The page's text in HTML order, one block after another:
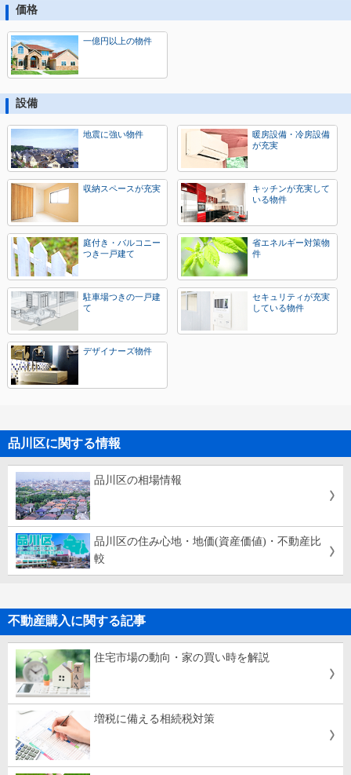
価格
一億円以上の物件
設備
地震に強い物件
暖房設備・冷房設備
が充実
収納スペースが充実
キッチンが充実して
いる物件
庭付き・バルコニー
つき一戸建て
省エネルギー対策物
件
駐車場つきの一戸建
て
セキュリティが充実
している物件
デザイナーズ物件
品川区に関する情報
品川区の相場情報
品川区の住み心地・地価(資産価値)・不動産比
較
不動産購入に関する記事
住宅市場の動向・家の買い時を解説
増税に備える相続税対策